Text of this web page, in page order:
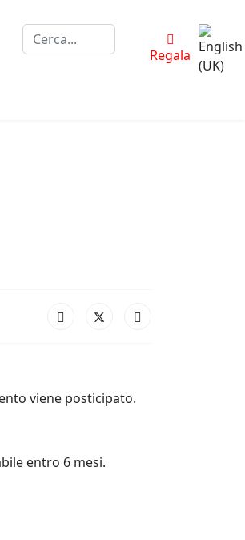
Cerca...
Regala
viene posticipato.
entro 6 mesi.